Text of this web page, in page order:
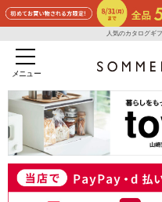
人気のカタログギ
メニュー